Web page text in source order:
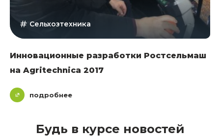
Сельхозтехника
Инновационные разработки Ростсельмаш
на Agritechnica 2017
подробнее
Будь в курсе новостей